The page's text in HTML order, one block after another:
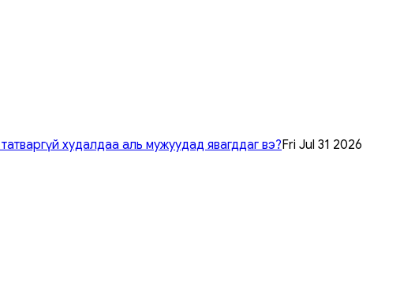
худалдаа аль мужуудад явагддаг вэ?Fri Jul 31 2026